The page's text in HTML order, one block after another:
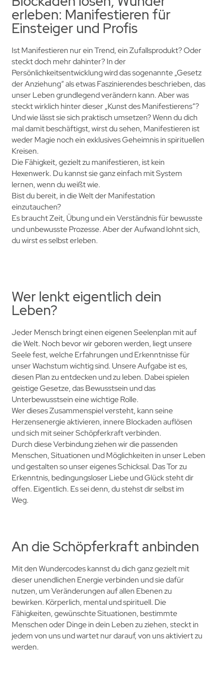
erleben: Manifestieren für
Einsteiger und Profis
Ist Manifestieren nur ein Trend, ein Zufallsprodukt? Oder
steckt doch mehr dahinter? In der
Persönlichkeitsentwicklung wird das sogenannte „Gesetz
der Anziehung“ als etwas Faszinierendes beschrieben, das
unser Leben grundlegend verändern kann. Aber was
steckt wirklich hinter dieser „Kunst des Manifestierens“?
Und wie lässt sie sich praktisch umsetzen? Wenn du dich
mal damit beschäftigst, wirst du sehen, Manifestieren ist
weder Magie noch ein exklusives Geheimnis in spirituellen
Kreisen.
Die Fähigkeit, gezielt zu manifestieren, ist kein
Hexenwerk. Du kannst sie ganz einfach mit System
lernen, wenn du weißt wie.
Bist du bereit, in die Welt der Manifestation
einzutauchen?
Es braucht Zeit, Übung und ein Verständnis für bewusste
und unbewusste Prozesse. Aber der Aufwand lohnt sich,
du wirst es selbst erleben.
Wer lenkt eigentlich dein
Leben?
Jeder Mensch bringt einen eigenen Seelenplan mit auf
die Welt. Noch bevor wir geboren werden, liegt unsere
Seele fest, welche Erfahrungen und Erkenntnisse für
unser Wachstum wichtig sind. Unsere Aufgabe ist es,
diesen Plan zu entdecken und zu leben. Dabei spielen
geistige Gesetze, das Bewusstsein und das
Unterbewusstsein eine wichtige Rolle.
Wer dieses Zusammenspiel versteht, kann seine
Herzensenergie aktivieren, innere Blockaden auflösen
und sich mit seiner Schöpferkraft verbinden.
Durch diese Verbindung ziehen wir die passenden
Menschen, Situationen und Möglichkeiten in unser Leben
und gestalten so unser eigenes Schicksal. Das Tor zu
Erkenntnis, bedingungsloser Liebe und Glück steht dir
offen. Eigentlich. Es sei denn, du stehst dir selbst im
Weg.
An die Schöpferkraft anbinden
Mit den Wundercodes kannst du dich ganz gezielt mit
dieser unendlichen Energie verbinden und sie dafür
nutzen, um Veränderungen auf allen Ebenen zu
bewirken. Körperlich, mental und spirituell. Die
Fähigkeiten, gewünschte Situationen, bestimmte
Menschen oder Dinge in dein Leben zu ziehen, steckt in
jedem von uns und wartet nur darauf, von uns aktiviert zu
werden.